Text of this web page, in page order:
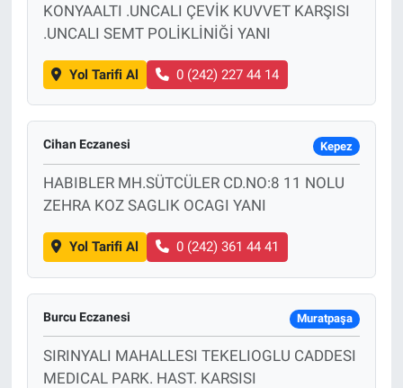
KONYAALTI .UNCALI ÇEVİK KUVVET KARŞISI
.UNCALI SEMT POLİKLİNİĞİ YANI
Yol Tarifi Al 0 (242) 227 44 14
Cihan Eczanesi Kepez
HABIBLER MH.SÜTCÜLER CD.NO:8 11 NOLU
ZEHRA KOZ SAGLIK OCAGI YANI
Yol Tarifi Al 0 (242) 361 44 41
Burcu Eczanesi Muratpaşa
SIRINYALI MAHALLESI TEKELIOGLU CADDESI
MEDICAL PARK. HAST. KARSISI